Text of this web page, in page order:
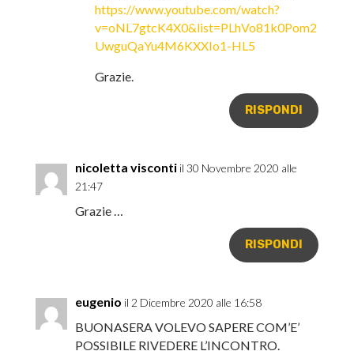
https://www.youtube.com/watch?
v=oNL7gtcK4X0&list=PLhVo81k0Pom2
UwguQaYu4M6KXXIo1-HL5
Grazie.
RISPONDI
nicoletta visconti il 30 Novembre 2020 alle
21:47
Grazie …
RISPONDI
eugenio il 2 Dicembre 2020 alle 16:58
BUONASERA VOLEVO SAPERE COM’E’
POSSIBILE RIVEDERE L’INCONTRO.